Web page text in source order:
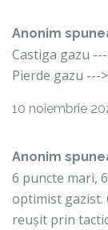
Anonim
Castiga gazu
Pierde gazu ---
10 noiembrie
Anonim
6 puncte mari,
optimist gazist.
reușit prin